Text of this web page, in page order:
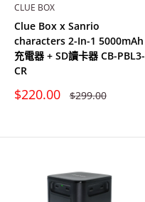
CLUE BOX
Clue Box x Sanrio
characters 2-In-1 5000mAh
充電器 + SD讀卡器 CB-PBL3-
CR
特
$220.00 原
$299.00